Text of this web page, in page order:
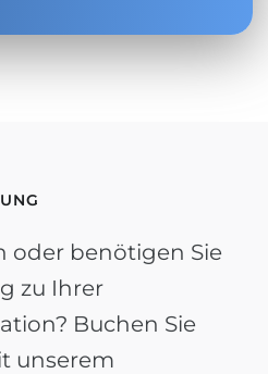
oder benötigen Sie
zu Ihrer
Buchen Sie
unserem